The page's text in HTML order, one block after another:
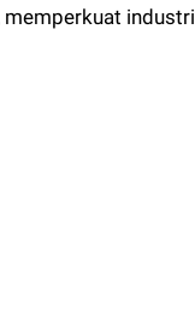
memperkuat industri